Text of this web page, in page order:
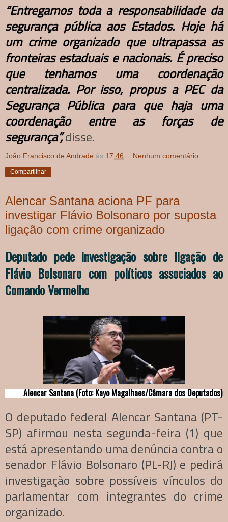
“Entregamos toda a responsabilidade da
segurança pública aos Estados. Hoje há
um crime organizado que ultrapassa as
fronteiras estaduais e nacionais. É preciso
que tenhamos uma coordenação
centralizada. Por isso, propus a PEC da
Segurança Pública para que haja uma
coordenação entre as forças de
segurança”,disse.
João Francisco de Andrade às 17:46 Nenhum comentário:
Compartilhar
Alencar Santana aciona PF para
investigar Flávio Bolsonaro por suposta
ligação com crime organizado
Deputado pede investigação sobre ligação de
Flávio Bolsonaro com políticos associados ao
Comando Vermelho
Alencar Santana (Foto: Kayo Magalhaes/Câmara dos Deputados)
O deputado federal Alencar Santana (PT-
SP) afirmou nesta segunda-feira (1) que
está apresentando uma denúncia contra o
senador Flávio Bolsonaro (PL-RJ) e pedirá
investigação sobre possíveis vínculos do
parlamentar com integrantes do crime
organizado.